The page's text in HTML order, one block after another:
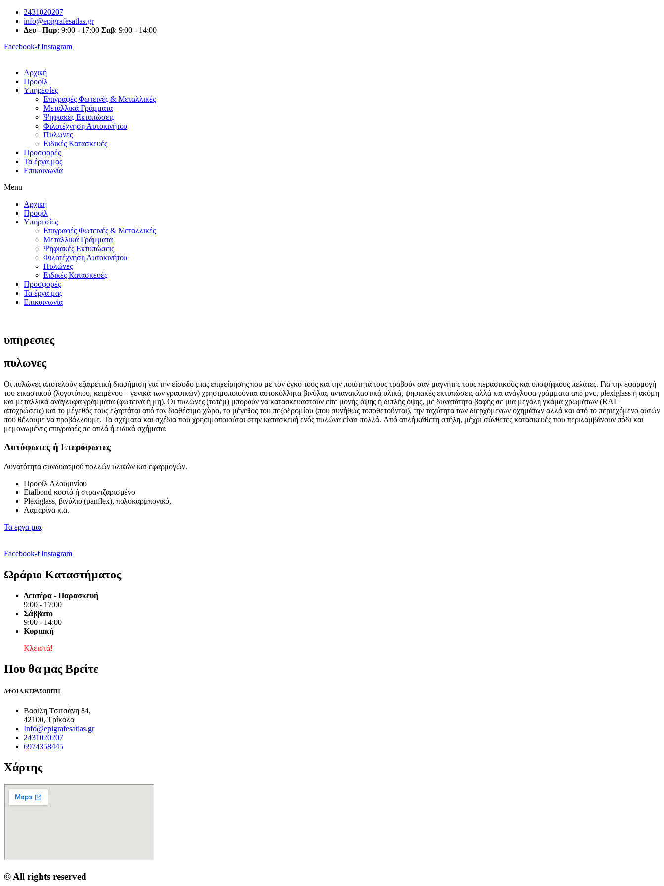
Skip
content
2431020207
info@epigrafesatlas.gr
Δευ - Παρ: 9:00 - 17:00 Σαβ: 9:00 - 14:00
Facebook-f Instagram
Αρχική
Προφίλ
Υπηρεσίες
Επιγραφές Φωτεινές & Μεταλλικές
Μεταλλικά Γράμματα
Ψηφιακές Εκτυπώσεις
Φιλοτέχνηση Αυτοκινήτου
Πυλώνες
Ειδικές Κατασκευές
Προσφορές
Τα έργα μας
Επικοινωνία
Menu
Αρχική
Προφίλ
Υπηρεσίες
Επιγραφές Φωτεινές & Μεταλλικές
Μεταλλικά Γράμματα
Ψηφιακές Εκτυπώσεις
Φιλοτέχνηση Αυτοκινήτου
Πυλώνες
Ειδικές Κατασκευές
Προσφορές
Τα έργα μας
Επικοινωνία
υπηρεσιες
πυλωνες
Οι πυλώνες αποτελούν εξαιρετική διαφήμιση για την είσοδο μιας επιχείρησής που με τον όγκο τους και την ποιότητά τους τραβούν σαν μαγνήτης τους περαστικούς και υποψήφιους πελάτες. Για την εφαρμογή
του εικαστικού (λογοτύπου, κειμένου – γενικά των γραφικών) χρησιμοποιούνται αυτοκόλλητα βινύλια, αντανακλαστικά υλικά, ψηφιακές εκτυπώσεις αλλά και ανάγλυφα γράμματα από pvc, plexiglass ή ακόμη
και μεταλλικά ανάγλυφα γράμματα (φωτεινά ή μη). Οι πυλώνες (τοτέμ) μπορούν να κατασκευαστούν είτε μονής όψης ή διπλής όψης, με δυνατότητα βαφής σε μια μεγάλη γκάμα χρωμάτων (RAL
αποχρώσεις) και το μέγεθός τους εξαρτάται από τον διαθέσιμο χώρο, το μέγεθος του πεζοδρομίου (που συνήθως τοποθετούνται), την ταχύτητα των διερχόμενων οχημάτων αλλά και από το περιεχόμενο αυτών
που θέλουμε να προβάλλουμε. Τα σχήματα και σχέδια που χρησιμοποιούται στην κατασκευή ενός πυλώνα είναι πολλά. Aπό απλή κάθετη στήλη, μέχρι σύνθετες κατασκευές που περιλαμβάνουν πόδι και
μεμονωμένες επιγραφές σε απλά ή ειδικά σχήματα.
Αυτόφωτες ή Ετερόφωτες
Δυνατότητα συνδυασμού πολλών υλικών και εφαρμογών.
Προφίλ Αλουμινίου
Εtalbond κοφτό ή στραντζαρισμένο
Plexiglass, βινύλιο (panflex), πολυκαρμπονικό,
Λαμαρίνα κ.α.
Τα εργα μας
Facebook-f Instagram
Ωράριο Καταστήματος
Δευτέρα - Παρασκευή
9:00 - 17:00
Σάββατο
9:00 - 14:00
Κυριακή
Κλειστά!
Που θα μας Βρείτε
ΑΦΟΙ Α.ΚΕΡΑΣΟΒΙΤΗ
Βασίλη Τσιτσάνη 84,
42100, Τρίκαλα
Info@epigrafesatlas.gr
2431020207
6974358445
Χάρτης
© All rights reserved